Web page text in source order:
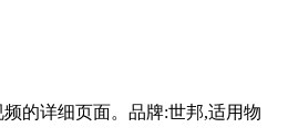
的详细页面。品牌:世邦,适用物